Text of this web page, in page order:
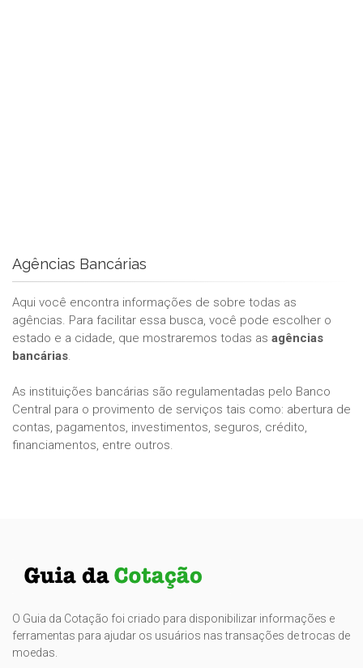
Agências Bancárias
Aqui você encontra informações de sobre todas as
agências. Para facilitar essa busca, você pode escolher o
estado e a cidade, que mostraremos todas as agências
bancárias.
As instituições bancárias são regulamentadas pelo Banco
Central para o provimento de serviços tais como: abertura de
contas, pagamentos, investimentos, seguros, crédito,
financiamentos, entre outros.
O Guia da Cotação foi criado para disponibilizar informações e
ferramentas para ajudar os usuários nas transações de trocas de
moedas.